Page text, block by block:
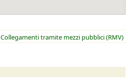
Collegamenti tramite mezzi pubblici (RMV)